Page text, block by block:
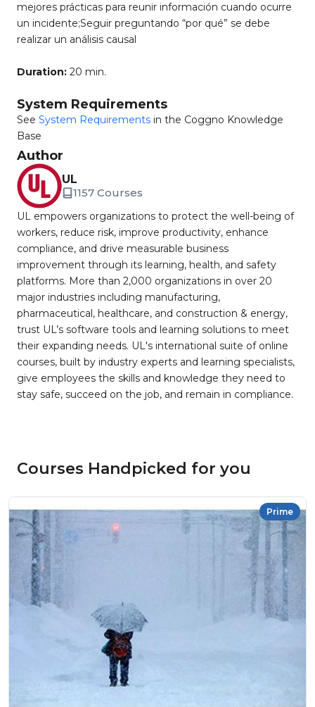
mejores prácticas para reunir información cuando ocurre
un incidente;Seguir preguntando “por qué” se debe
realizar un análisis causal
Duration: 20 min.
System Requirements
See System Requirements in the Coggno Knowledge
Base
Author
UL
1157 Courses
UL empowers organizations to protect the well-being of
workers, reduce risk, improve productivity, enhance
compliance, and drive measurable business
improvement through its learning, health, and safety
platforms. More than 2,000 organizations in over 20
major industries including manufacturing,
pharmaceutical, healthcare, and construction & energy,
trust UL’s software tools and learning solutions to meet
their expanding needs. UL's international suite of online
courses, built by industry experts and learning specialists,
give employees the skills and knowledge they need to
stay safe, succeed on the job, and remain in compliance.
Courses Handpicked for you
Prime